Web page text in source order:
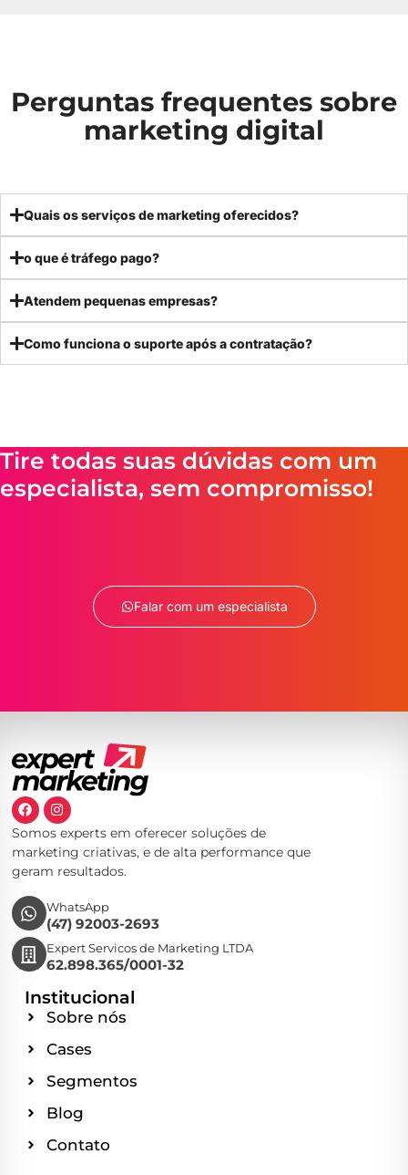
Perguntas frequentes sobre
marketing digital
Quais os serviços de marketing oferecidos?
o que é tráfego pago?
Atendem pequenas empresas?
Como funciona o suporte após a contratação?
Tire todas suas dúvidas com um
especialista, sem compromisso!
Falar com um especialista
Somos experts em oferecer soluções de
marketing criativas, e de alta performance que
geram resultados.
WhatsApp
(47) 92003-2693
Expert Servicos de Marketing LTDA
62.898.365/0001-32
Institucional
Sobre nós
Cases
Segmentos
Blog
Contato